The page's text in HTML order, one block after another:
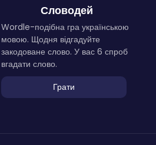
Словодей
Wordle-подібна гра українською
мовою. Щодня відгадуйте
закодоване слово. У вас 6 спроб
вгадати слово.
Грати